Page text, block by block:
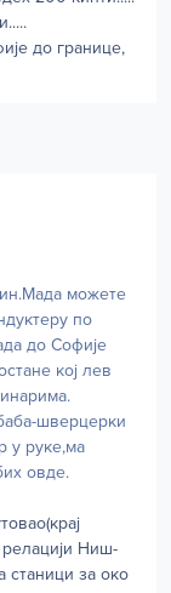
до границе,
можете
по
до Софије
кој лев
шверцерки
у руке,ма
овде.
Ниш-
станици за око